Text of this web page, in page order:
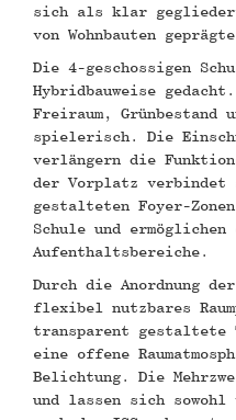
sich als klar
von Wohnbauten
Die 4-geschossigen
Hybridbauweise
Freiraum, Grünbestand
spielerisch. Die
verlängern die
der Vorplatz verbindet
gestalteten Foyer-
Schule und ermöglichen
Aufenthaltsbereiche.
Durch die Anordnung
flexibel nutzbares
transparent gestaltete
eine offene
Belichtung. Die
und lassen sich sowohl